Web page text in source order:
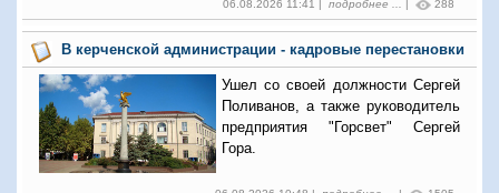
06.08.2026 11:41 | подробнее ... | 288
В керченской администрации - кадровые перестановки
Ушел со своей должности Сергей
Поливанов, а также руководитель
предприятия "Горсвет" Сергей
Гора.